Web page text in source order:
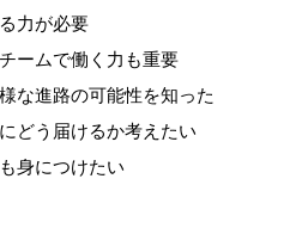
力が必要
ームで働く力も重要
な進路の可能性を知った
どう届けるか考えたい
身につけたい